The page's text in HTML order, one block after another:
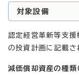
対象設備
認定経営革新等支
の投資計画に記載さ
減価償却資産の種類